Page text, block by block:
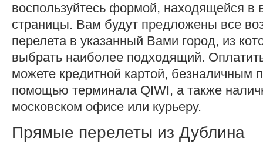
воспользуйтесь формой, находящейся в
страницы. Вам будут предложены все
перелета в указанный Вами город, из
выбрать наиболее подходящий.
можете кредитной картой, безналичным
помощью терминала QIWI, а также
московском офисе или курьеру.
Прямые перелеты из Дублина